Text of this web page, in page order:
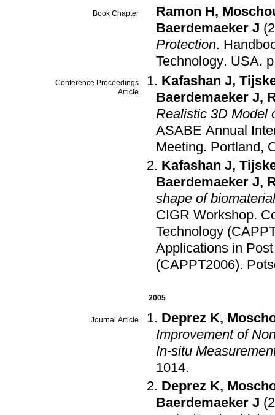
Book Chapter Ramon H,
Baerdemaeker J
Protection.
Technology. USA.
Conference Proceedings
Article
Kafashan J,
Baerdemaeker J,
Realistic 3D Model
ASABE Annual
Meeting. Portland,
Kafashan J,
Baerdemaeker J,
shape of
CIGR Workshop.
Technology
Applications in
(CAPPT2006).
2005
Journal Article Deprez K,
Improvement of
In-situ
1014.
Deprez K,
Baerdemaeker J